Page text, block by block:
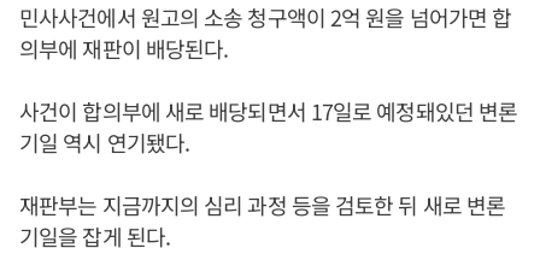
민사사건에서 원고의 소송 청구액이 2억 원을 넘어가면 합
의부에 재판이 배당된다.
사건이 합의부에 새로 배당되면서 17일로 예정돼있던 변론
기일 역시 연기됐다.
재판부는 지금까지의 심리 과정 등을 검토한 뒤 새로 변론
기일을 잡게 된다.